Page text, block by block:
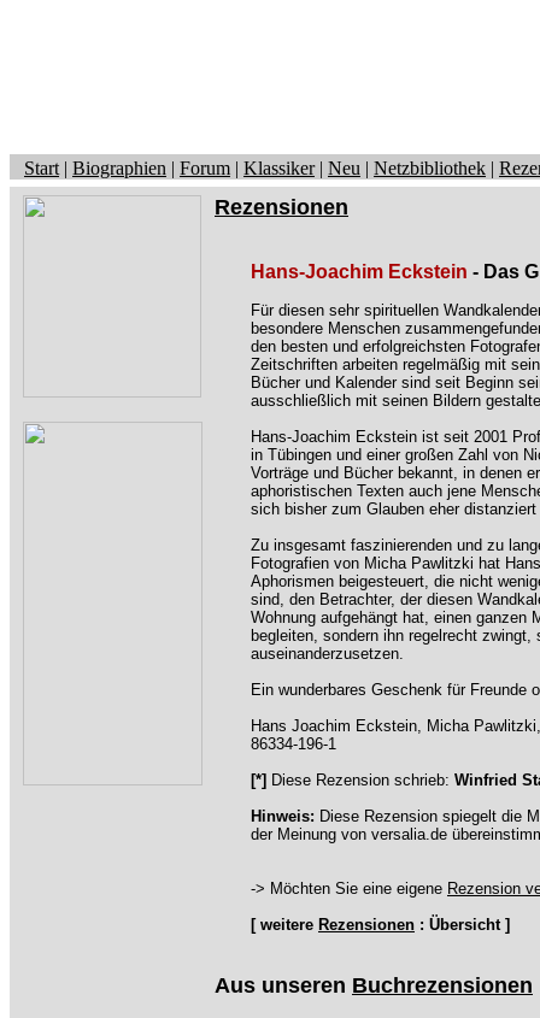
Start | Biographien | Forum | Klassiker| Neu | Netzbibliothek |
Rezensionen
Hans-Joachim Eckstein - Das
Für diesen sehr spirituellen
besondere Menschen
den besten und erfolgreichsten
Zeitschriften arbeiten regelmäßig mit
Bücher und Kalender sind seit Beginn
ausschließlich mit seinen Bildern
Hans-Joachim Eckstein ist seit 2001
in Tübingen und einer großen Zahl von
Vorträge und Bücher bekannt, in denen
aphoristischen Texten auch jene
sich bisher zum Glauben eher
Zu insgesamt faszinierenden und zu
Fotografien von Micha Pawlitzki hat
Aphorismen beigesteuert, die nicht
sind, den Betrachter, der diesen
Wohnung aufgehängt hat, einen ganzen
begleiten, sondern ihn regelrecht zwingt,
auseinanderzusetzen.
Ein wunderbares Geschenk für Freunde
Hans Joachim Eckstein, Micha
86334-196-1
[*] Diese Rezension schrieb: Winfried
Hinweis: Diese Rezension spiegelt die
der Meinung von versalia.de
-> Möchten Sie eine eigene Rezension
[ weitere Rezensionen : Übersicht ]
Aus unseren Buchrezensionen